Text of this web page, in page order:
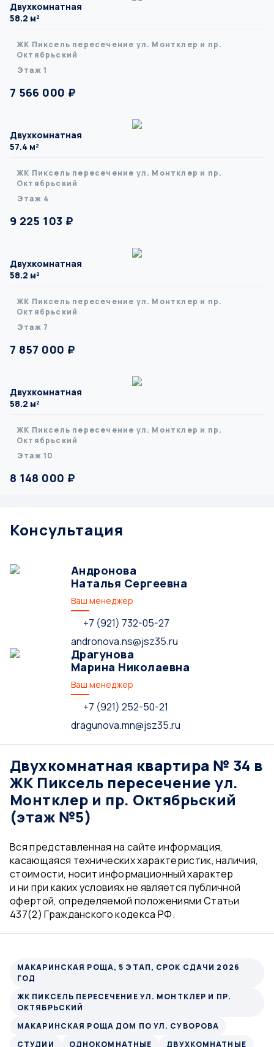
Двухкомнатная
58.2 м²
ЖК Пиксель пересечение ул. Монтклер и пр.
Октябрьский
Этаж 1
7 566 000 ₽
Двухкомнатная
57.4 м²
ЖК Пиксель пересечение ул. Монтклер и пр.
Октябрьский
Этаж 4
9 225 103 ₽
Двухкомнатная
58.2 м²
ЖК Пиксель пересечение ул. Монтклер и пр.
Октябрьский
Этаж 7
7 857 000 ₽
Двухкомнатная
58.2 м²
ЖК Пиксель пересечение ул. Монтклер и пр.
Октябрьский
Этаж 10
8 148 000 ₽
Консультация
Андронова
Наталья Сергеевна
Ваш менеджер
+7 (921) 732-05-27
andronova.ns@jsz35.ru
Драгунова
Марина Николаевна
Ваш менеджер
+7 (921) 252-50-21
dragunova.mn@jsz35.ru
Двухкомнатная квартира № 34 в
ЖК Пиксель пересечение ул.
Монтклер и пр. Октябрьский
(этаж №5)
Вся представленная на сайте информация,
касающаяся технических характеристик, наличия,
стоимости, носит информационный характер
и ни при каких условиях не является публичной
офертой, определяемой положениями Статьи
437(2) Гражданского кодекса РФ.
МАКАРИНСКАЯ РОЩА, 5 ЭТАП, СРОК СДАЧИ 2026
ГОД
ЖК ПИКСЕЛЬ ПЕРЕСЕЧЕНИЕ УЛ. МОНТКЛЕР И ПР.
ОКТЯБРЬСКИЙ
МАКАРИНСКАЯ РОЩА ДОМ ПО УЛ. СУВОРОВА
СТУДИИ
ОДНОКОМНАТНЫЕ ДВУХКОМНАТНЫЕ